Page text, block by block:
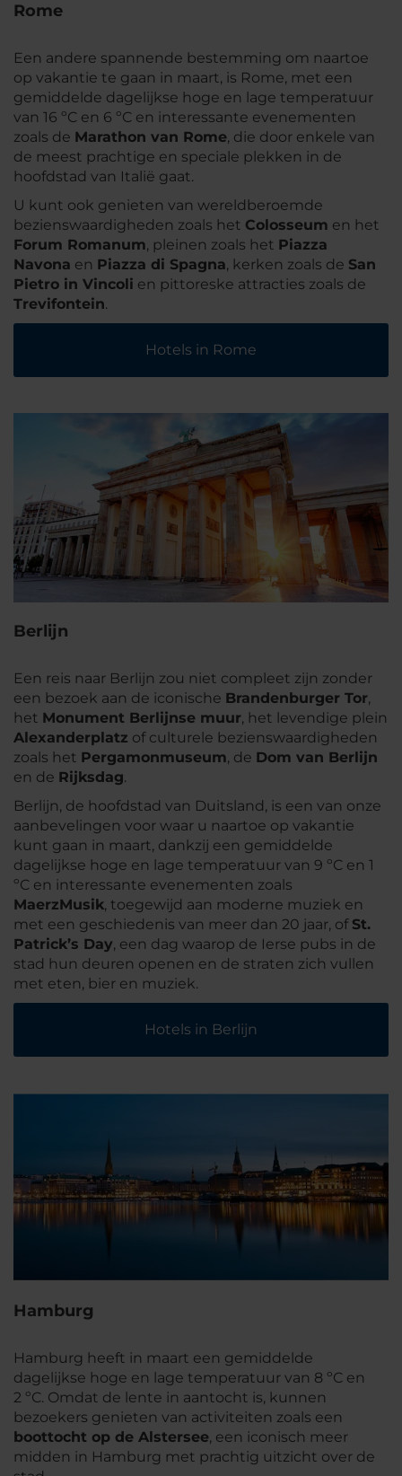
Rome
Een andere spannende bestemming om naartoe
op vakantie te gaan in maart, is Rome, met een
gemiddelde dagelijkse hoge en lage temperatuur
van 16 ºC en 6 ºC en interessante evenementen
zoals de Marathon van Rome, die door enkele van
de meest prachtige en speciale plekken in de
hoofdstad van Italië gaat.
U kunt ook genieten van wereldberoemde
bezienswaardigheden zoals het Colosseum en het
Forum Romanum, pleinen zoals het Piazza
Navona en Piazza di Spagna, kerken zoals de San
Pietro in Vincoli en pittoreske attracties zoals de
Trevifontein.
Hotels in Rome
Berlijn
Een reis naar Berlijn zou niet compleet zijn zonder
een bezoek aan de iconische Brandenburger Tor,
het Monument Berlijnse muur, het levendige plein
Alexanderplatz of culturele bezienswaardigheden
zoals het Pergamonmuseum, de Dom van Berlijn
en de Rijksdag.
Berlijn, de hoofdstad van Duitsland, is een van onze
aanbevelingen voor waar u naartoe op vakantie
kunt gaan in maart, dankzij een gemiddelde
dagelijkse hoge en lage temperatuur van 9 ºC en 1
ºC en interessante evenementen zoals
MaerzMusik, toegewijd aan moderne muziek en
met een geschiedenis van meer dan 20 jaar, of St.
Patrick’s Day, een dag waarop de Ierse pubs in de
stad hun deuren openen en de straten zich vullen
met eten, bier en muziek.
Hotels in Berlijn
Hamburg
Hamburg heeft in maart een gemiddelde
dagelijkse hoge en lage temperatuur van 8 ºC en
2 ºC. Omdat de lente in aantocht is, kunnen
bezoekers genieten van activiteiten zoals een
boottocht op de Alstersee, een iconisch meer
midden in Hamburg met prachtig uitzicht over de